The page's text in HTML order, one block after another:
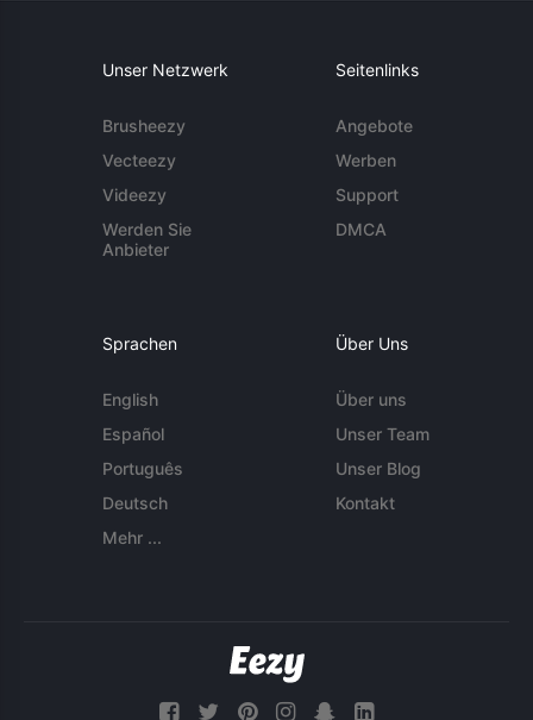
Unser Netzwerk
Brusheezy
Vecteezy
Videezy
Werden Sie
Anbieter
Seitenlinks
Angebote
Werben
Support
DMCA
Sprachen
English
Español
Português
Deutsch
Mehr ...
Über Uns
Über uns
Unser Team
Unser Blog
Kontakt